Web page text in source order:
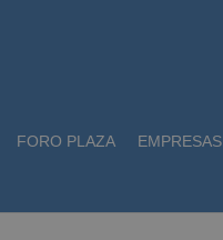
FORO PLAZA EMPRESAS